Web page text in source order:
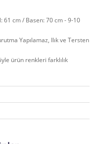
61 cm / Basen: 70 cm - 9-10
Yapılamaz, Ilık ve Tersten
ürün renkleri farklılık